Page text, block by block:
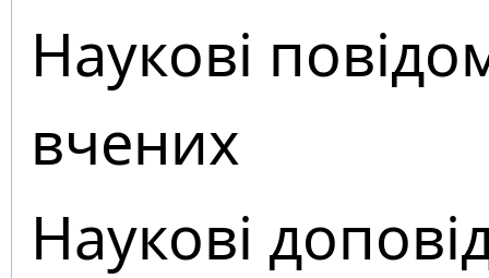
Наукові
вчених
Наукові